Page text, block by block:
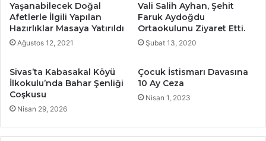
Yaşanabilecek Doğal
Afetlerle İlgili Yapılan
Hazırlıklar Masaya Yatırıldı
Ağustos 12, 2021
Vali Salih Ayhan, Şehit
Faruk Aydoğdu
Ortaokulunu Ziyaret Etti.
Şubat 13, 2020
Sivas’ta Kabasakal Köyü
İlkokulu’nda Bahar Şenliği
Coşkusu
Nisan 29, 2026
Çocuk İstismarı Davasına
10 Ay Ceza
Nisan 1, 2023